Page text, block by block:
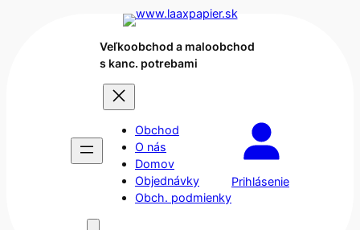
Veľkoobchod a maloobchod
s kanc. potrebami
Obchod
O nás
Domov
Objednávky
Obch. podmienky
Prihlásenie